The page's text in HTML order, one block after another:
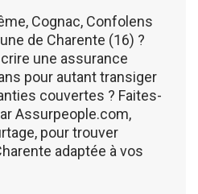
Cognac, Confolens
de Charente (16) ?
une assurance
pour autant transiger
couvertes ? Faites-
Assurpeople.com,
pour trouver
adaptée à vos